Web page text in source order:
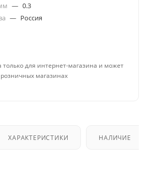
— 0.3
— Россия
только для интернет-магазина и может
магазинах
ХАРАКТЕРИСТИКИ НАЛИЧИЕ